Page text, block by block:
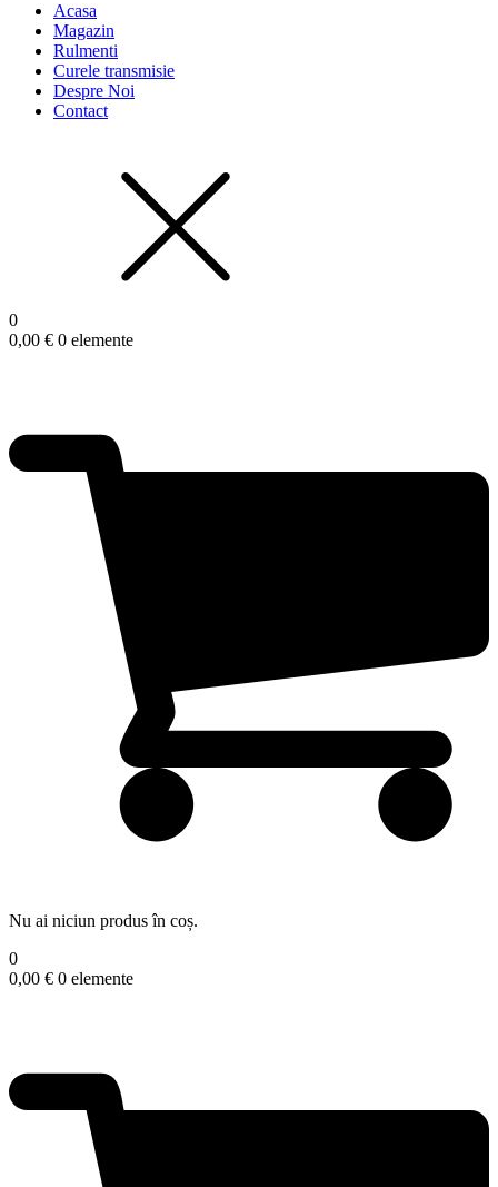
Acasa
Magazin
Rulmenti
Curele transmisie
Despre Noi
Contact
0
0,00 € 0 elemente
Nu ai niciun produs în coș.
0
0,00 € 0 elemente